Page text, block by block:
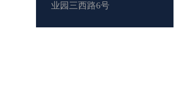
业园三西路6号